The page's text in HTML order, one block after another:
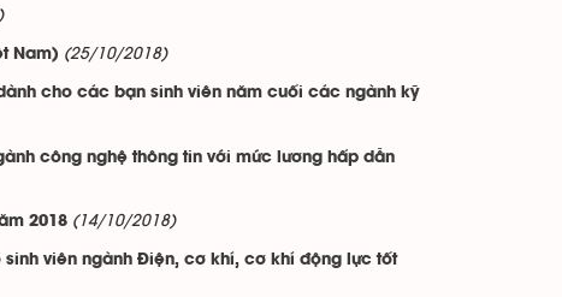
Nam) (25/10/2018)
cho các bạn sinh viên năm cuối các ngành kỹ
công nghệ thông tin với mức lương hấp dẫn
2018 (14/10/2018)
sinh viên ngành Điện, cơ khí, cơ khí động lực tốt